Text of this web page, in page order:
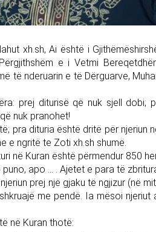
xh.sh, Ai është i
e i Vetmi
të nderuarin e të Dërguarve,
prej diturisë që nuk sjell dobi;
nuk pranohet!
pra dituria është dritë për njeriun
e ngritë te Zoti xh.sh shumë.
në Kuran është përmendur 850
apo … . Ajetet e para të
prej një gjaku të ngjizur (në
me pendë. Ia mësoi njeriut
në Kuran thotë: